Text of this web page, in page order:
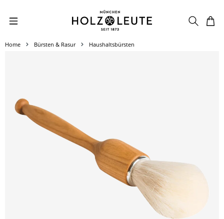
Zum Hauptinhalt springen
Home Bürsten & Rasur Haushaltsbürsten